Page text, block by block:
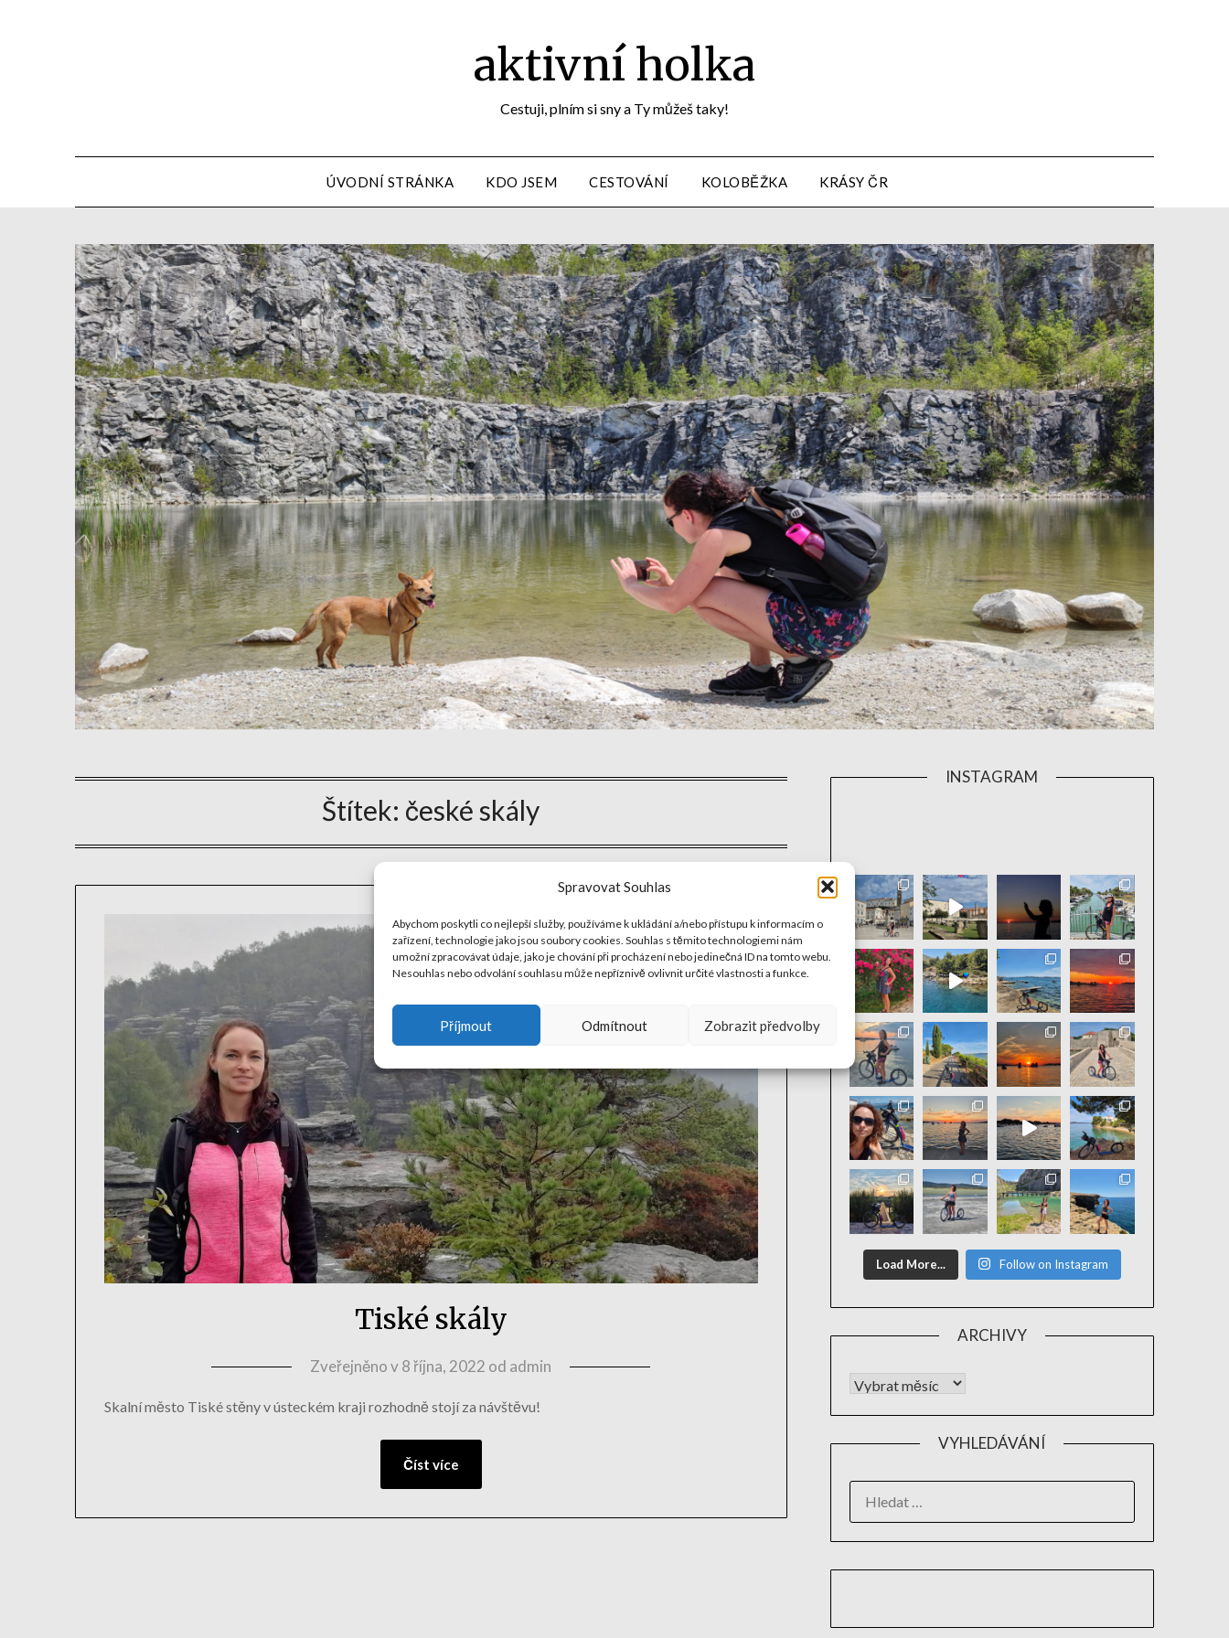
Spravovat Souhlas
Abychom poskytli co nejlepší služby, používáme k ukládání a/nebo přístupu k informacím o
zařízení, technologie jako jsou soubory cookies. Souhlas s těmito technologiemi nám
umožní zpracovávat údaje, jako je chování při procházení nebo jedinečná ID na tomto webu.
Nesouhlas nebo odvolání souhlasu může nepříznivě ovlivnit určité vlastnosti a funkce.
Příjmout Odmítnout Zobrazit předvolby
aktivní holka
Cestuji, plním si sny a Ty můžeš taky!
ÚVODNÍ STRÁNKA KDO JSEM CESTOVÁNÍ KOLOBĚŽKA KRÁSY ČR
Štítek: české skály
Tiské skály
Zveřejněno v8 října, 2022 od admin
Skalní město Tiské stěny v ústeckém kraji rozhodně stojí za návštěvu!
Číst více
INSTAGRAM
Load More... Follow on Instagram
ARCHIVY
VYHLEDÁVÁNÍ